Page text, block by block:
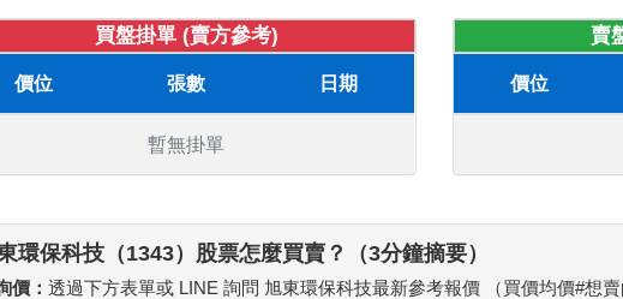
買盤掛單 (賣方參考)
價位 張數 日期
暫無掛單
賣
價位
環保科技（1343）股票怎麼買賣？（3分鐘摘要）
價：透過下方表單或 LINE 詢問 旭東環保科技最新參考報價 （買價均價#想